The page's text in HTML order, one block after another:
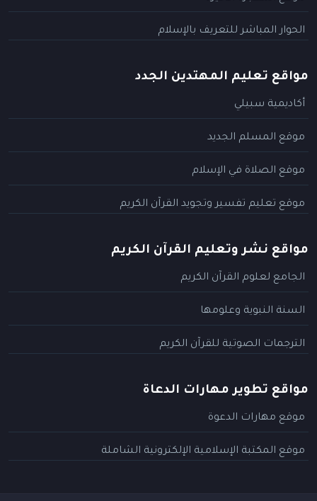
الحوار المباشر للتعريف بالإسلام
مواقع تعليم المهتدين الجدد
أكاديمية سبيلي
موقع المسلم الجديد
موقع الصلاة في الإسلام
موقع تعليم تفسير وتجويد القرآن الكريم
مواقع نشر وتعليم القرآن الكريم
الجامع لعلوم القرآن الكريم
السنة النبوية وعلومها
الترجمات الصوتية للقرآن الكريم
مواقع تطوير مهارات الدعاة
موقع مهارات الدعوة
موقع المكتبة الإسلامية الإلكترونية الشاملة